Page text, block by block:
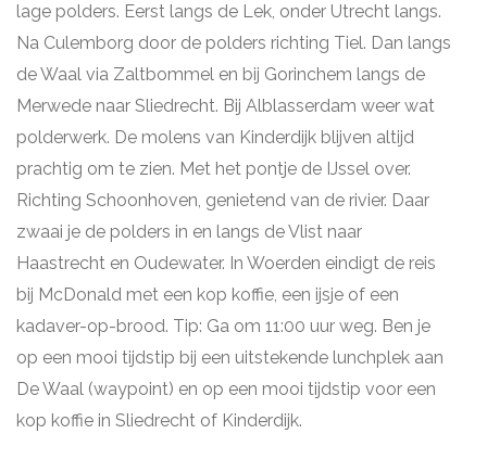
lage polders. Eerst langs de Lek, onder Utrecht langs.
Na Culemborg door de polders richting Tiel. Dan langs
de Waal via Zaltbommel en bij Gorinchem langs de
Merwede naar Sliedrecht. Bij Alblasserdam weer wat
polderwerk. De molens van Kinderdijk blijven altijd
prachtig om te zien. Met het pontje de IJssel over.
Richting Schoonhoven, genietend van de rivier. Daar
zwaai je de polders in en langs de Vlist naar
Haastrecht en Oudewater. In Woerden eindigt de reis
bij McDonald met een kop koffie, een ijsje of een
kadaver-op-brood. Tip: Ga om 11:00 uur weg. Ben je
op een mooi tijdstip bij een uitstekende lunchplek aan
De Waal (waypoint) en op een mooi tijdstip voor een
kop koffie in Sliedrecht of Kinderdijk.